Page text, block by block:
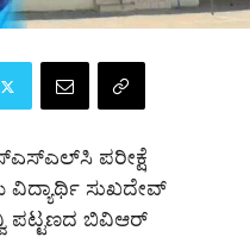
ಪರೀಕ್ಷೆ
ವಿದ್ಯಾರ್ಥಿ ಸುಖದೇವ್
ಪಟ್ಟಣದ ಬಿವಿಆರ್